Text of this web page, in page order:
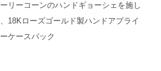
リーコーンのハンドギョーシェを施し
18Kローズゴールド製ハンドアプライ
ケースバック